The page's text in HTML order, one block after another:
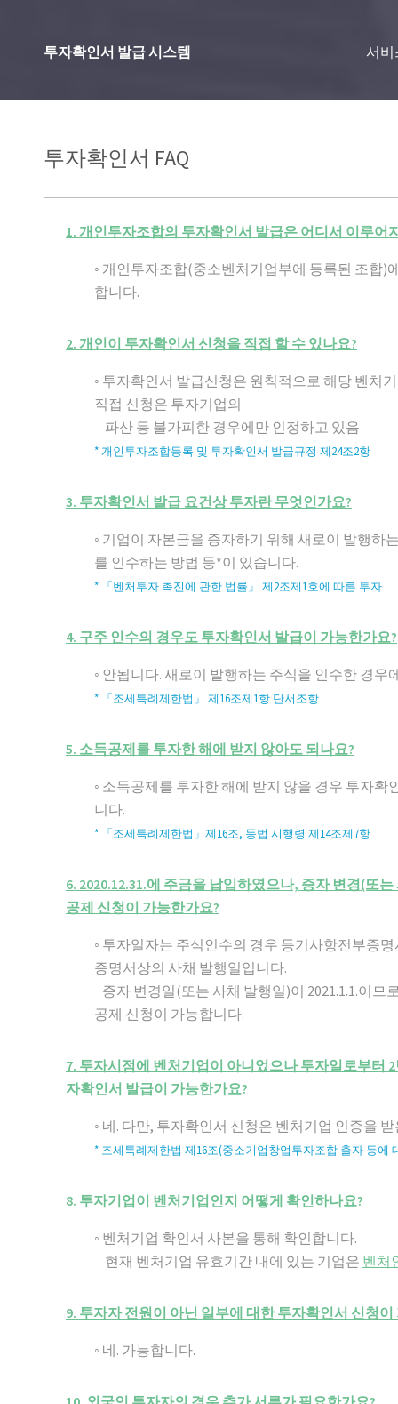
투자확인서 발급 시스템 서비
투자확인서 FAQ
1. 개인투자조합의 투자확인서 발급은 어디서 이루어
◦ 개인투자조합(중소벤처기업부에 등록된 조합
합니다.
2. 개인이 투자확인서 신청을 직접 할 수 있나요?
◦ 투자확인서 발급신청은 원칙적으로 해당 벤처
직접 신청은 투자기업의
파산 등 불가피한 경우에만 인정하고 있음
* 개인투자조합등록 및 투자확인서 발급규정 제24조2항
3. 투자확인서 발급 요건상 투자란 무엇인가요?
◦ 기업이 자본금을 증자하기 위해 새로이 발행하
를 인수하는 방법 등*이 있습니다.
* 「벤처투자 촉진에 관한 법률」 제2조제1호에 따른 투자
4. 구주 인수의 경우도 투자확인서 발급이 가능한가요?
◦ 안됩니다. 새로이 발행하는 주식을 인수한 경우
* 「조세특례제한법」 제16조제1항 단서조항
5. 소득공제를 투자한 해에 받지 않아도 되나요?
◦ 소득공제를 투자한 해에 받지 않을 경우 투자
니다.
* 「조세특례제한법」제16조, 동법 시행령 제14조제7항
6. 2020.12.31.에 주금을 납입하였으나, 증자 변경(또
공제 신청이 가능한가요?
◦ 투자일자는 주식인수의 경우 등기사항전부증
증명서상의 사채 발행일입니다.
증자 변경일(또는 사채 발행일)이 2021.1.1.이
공제 신청이 가능합니다.
7. 투자시점에 벤처기업이 아니었으나 투자일로부터
자확인서 발급이 가능한가요?
◦ 네. 다만, 투자확인서 신청은 벤처기업 인증을
* 조세특례제한법 제16조(중소기업창업투자조합 출자 등에
8. 투자기업이 벤처기업인지 어떻게 확인하나요?
◦ 벤처기업 확인서 사본을 통해 확인합니다.
현재 벤처기업 유효기간 내에 있는 기업은 벤처
9. 투자자 전원이 아닌 일부에 대한 투자확인서 신청
◦ 네. 가능합니다.